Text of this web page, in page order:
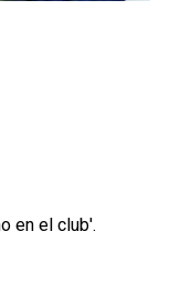
en el club'.